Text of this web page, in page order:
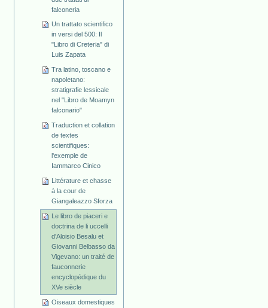
falconeria
Un trattato scientifico
in versi del 500: Il
"Libro di Creteria" di
Luis Zapata
Tra latino, toscano e
napoletano:
stratigrafie lessicale
nel "Libro de Moamyn
falconario"
Traduction et collation
de textes
scientifiques:
l'exemple de
Iammarco Cinico
Littérature et chasse
à la cour de
Giangaleazzo Sforza
Le libro de piaceri e
doctrina de li uccelli
d'Aloisio Besalu et
Giovanni Belbasso da
Vigevano: un traité de
fauconnerie
encyclopédique du
XVe siècle
Oiseaux domestiques